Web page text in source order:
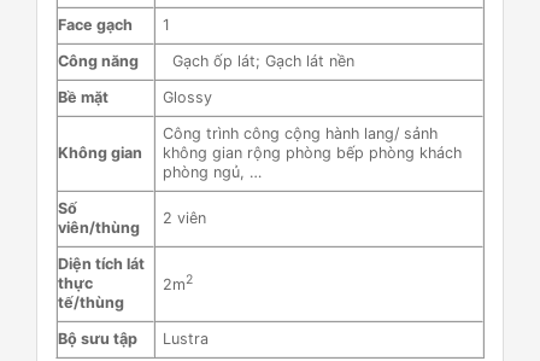
Face gạch
1
Công năng
Gạch ốp lát; Gạch lát nền
Bề mặt
Glossy
Không gian
Công trình công cộng hành lang/ sảnh
không gian rộng phòng bếp phòng khách
phòng ngủ, …
Số
viên/thùng
2 viên
Diện tích lát
thực
tế/thùng
2m2
Bộ sưu tập Lustra